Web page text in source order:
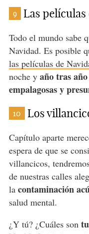
9 Las
Todo el mundo sabe
Navidad. Es posible
las películas de
noche yaño tras año
empalagosas y
10 Los
Capítulo aparte
espera de que se
villancicos,
de nuestras calles
la contaminación
salud mental.
¿Y tú? ¿Cuáles son